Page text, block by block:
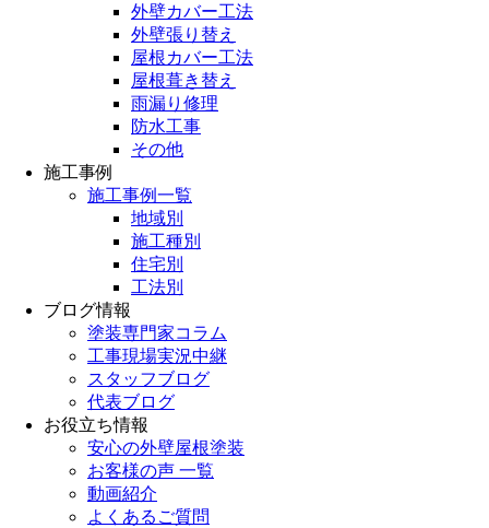
外壁カバー工法
外壁張り替え
屋根カバー工法
屋根葺き替え
雨漏り修理
防水工事
その他
施工事例
施工事例一覧
地域別
施工種別
住宅別
工法別
ブログ情報
塗装専門家コラム
工事現場実況中継
スタッフブログ
代表ブログ
お役立ち情報
安心の外壁屋根塗装
お客様の声 一覧
動画紹介
よくあるご質問